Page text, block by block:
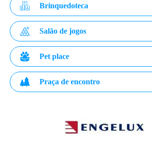
Brinquedoteca
Salão de jogos
Pet place
Praça de encontro